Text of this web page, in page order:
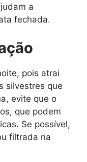
a
fechada.
pois atrai
silvestres que
evite que o
que podem
Se possível,
filtrada na